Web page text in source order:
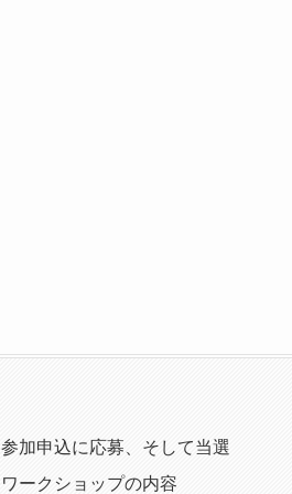
参加申込に応募、そして当選
ワークショップの内容